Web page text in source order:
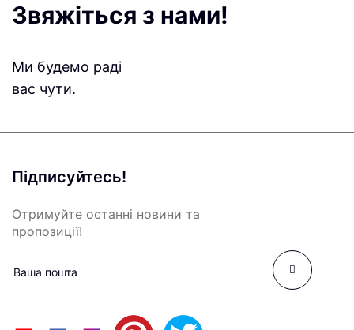
Звяжіться з нами!
Ми будемо раді
вас чути.
Підписуйтесь!
Отримуйте останні новини та
пропозиції!